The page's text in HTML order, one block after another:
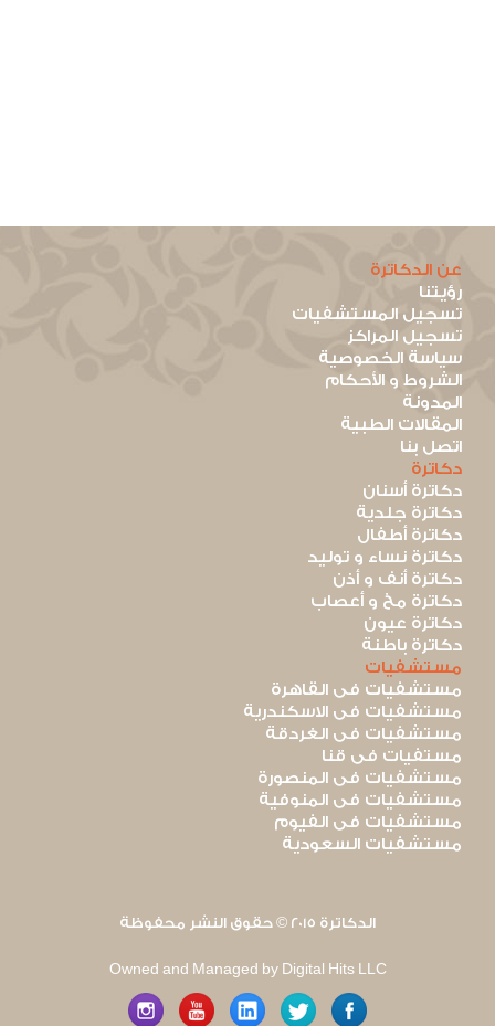
عن الدكاترة
رؤيتنا
تسجيل المستشفيات
تسجيل المراكز
سياسة الخصوصية
الشروط و الأحكام
المدونة
المقالات الطبية
اتصل بنا
دكاترة
دكاترة أسنان
دكاترة جلدية
دكاترة أطفال
دكاترة نساء و توليد
دكاترة أنف و أذن
دكاترة مخ و أعصاب
دكاترة عيون
دكاترة باطنة
مستشفيات
مستشفيات فى القاهرة
مستشفيات فى الاسكندرية
مستشفيات فى الغردقة
مستفيات فى قنا
مستشفيات فى المنصورة
مستشفيات فى المنوفية
مستشفيات فى الفيوم
مستشفيات السعودية
الدكاترة 2015 © حقوق النشر محفوظة
Owned and Managed by Digital Hits LLC